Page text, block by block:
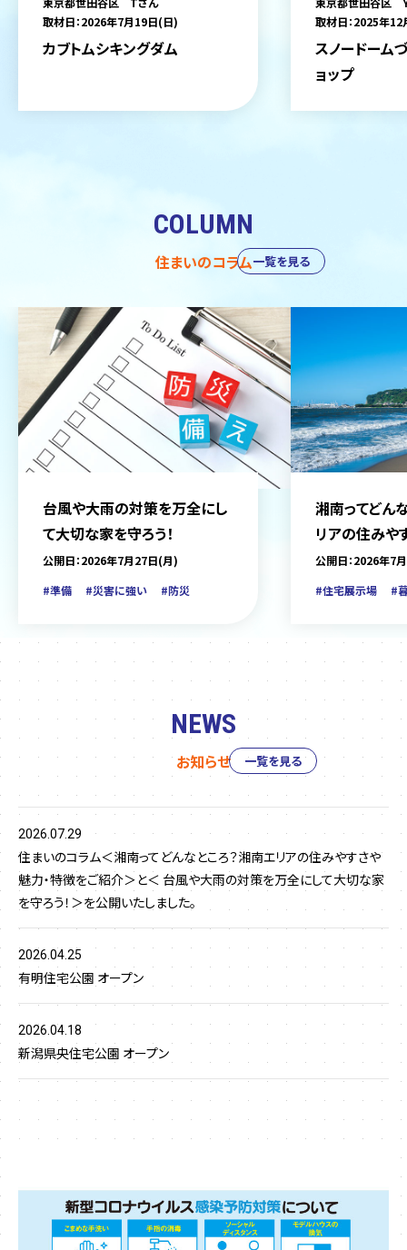
取材日：2026年7月19日(日)
カブトムシキングダム
取材日：2025年
スノードーム
ョップ
COLUMN
住まいのコラム
台風や大雨の対策を万全にし
て大切な家を守ろう！
公開日：2026年7月27日(月)
#準備
#災害に強い #防災
湘南ってどん
リアの住みや
をご紹介
公開日：2026年7
#住宅展示場
#
一覧を見る
NEWS
お知らせ
2026.07.29
住まいのコラム＜湘南ってどんなところ？湘南エリアの住みやすさや
魅力・特徴をご紹介＞と＜ 台風や大雨の対策を万全にして大切な家
を守ろう！＞を公開いたしました。
2026.04.25
有明住宅公園 オープン
2026.04.18
新潟県央住宅公園 オープン
一覧を見る